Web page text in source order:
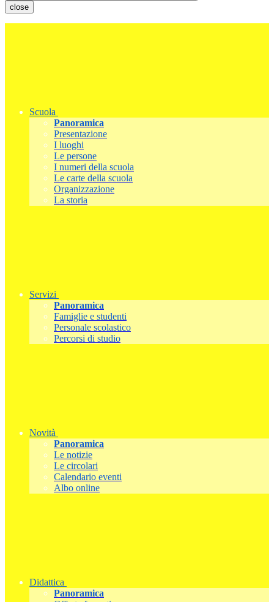
close
Scuola
Panoramica
Presentazione
I luoghi
Le persone
I numeri della scuola
Le carte della scuola
Organizzazione
La storia
Servizi
Panoramica
Famiglie e studenti
Personale scolastico
Percorsi di studio
Novità
Panoramica
Le notizie
Le circolari
Calendario eventi
Albo online
Didattica
Panoramica